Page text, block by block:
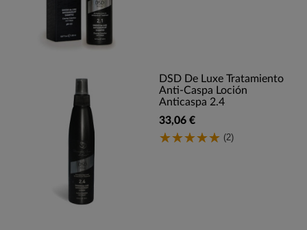
DSD De Luxe Tratamiento
Anti-Caspa Loción
Anticaspa 2.4
33,06 €
(2)